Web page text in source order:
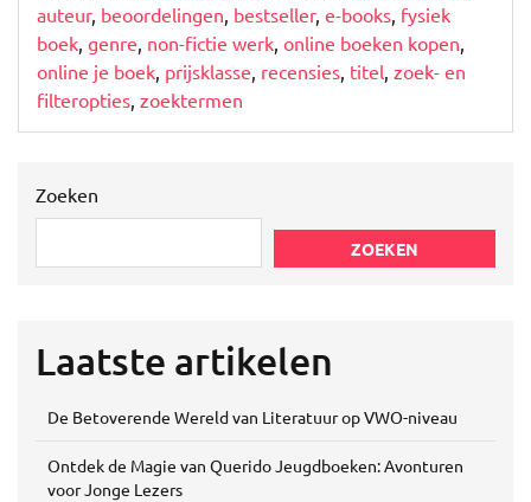
auteur, beoordelingen, bestseller, e-books, fysiek
boek, genre, non-fictie werk, online boeken kopen,
online je boek, prijsklasse, recensies, titel, zoek- en
filteropties, zoektermen
Zoeken
ZOEKEN
Laatste artikelen
De Betoverende Wereld van Literatuur op VWO-niveau
Ontdek de Magie van Querido Jeugdboeken: Avonturen
voor Jonge Lezers